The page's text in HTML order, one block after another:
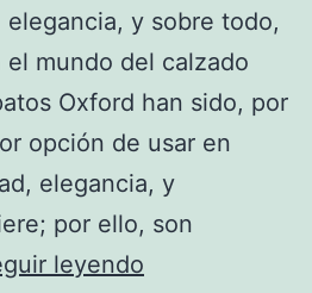
y sobre todo,
mundo del calzado
Oxford han sido, por
opción de usar en
elegancia, y
por ello, son
leyendo